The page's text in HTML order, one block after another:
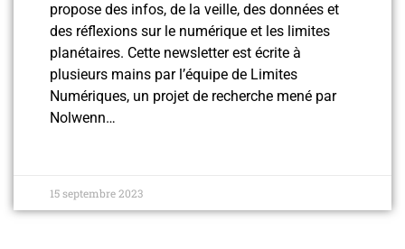
propose des infos, de la veille, des données et
des réflexions sur le numérique et les limites
planétaires. Cette newsletter est écrite à
plusieurs mains par l’équipe de Limites
Numériques, un projet de recherche mené par
Nolwenn…
15 septembre 2023